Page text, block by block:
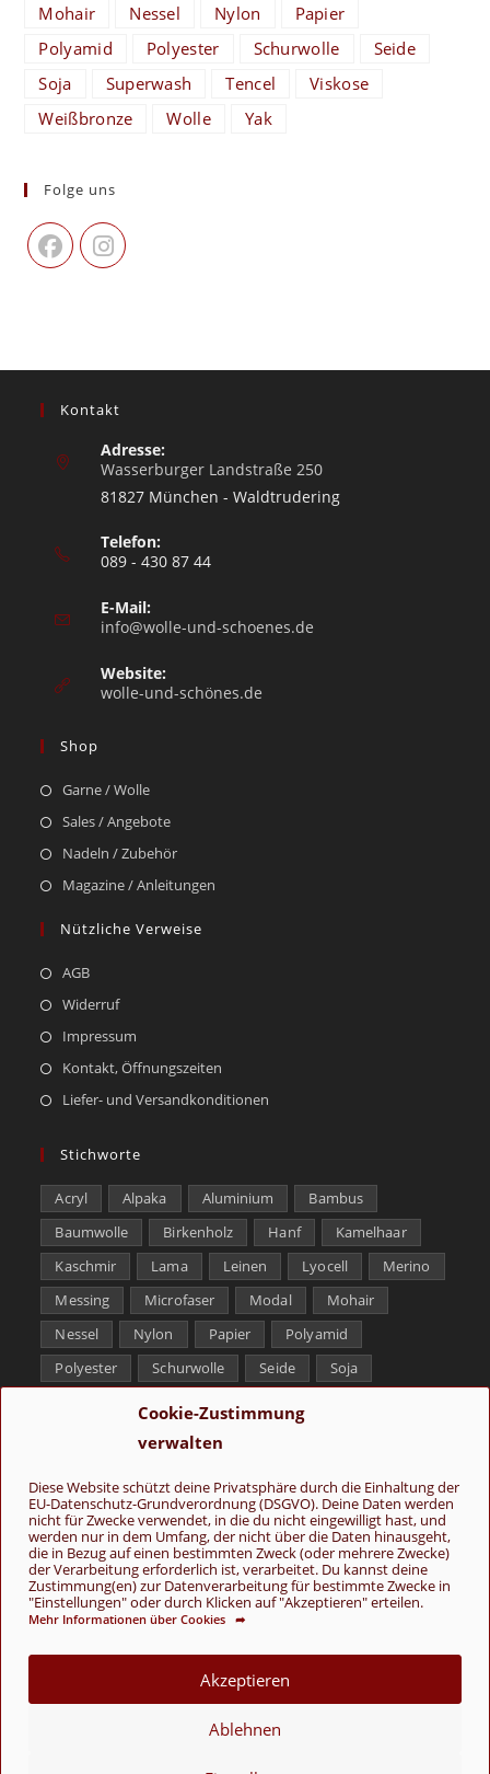
Cookie-Zustimmung
verwalten
Diese Website schützt deine Privatsphäre durch die Einhaltung der
EU-Datenschutz-Grundverordnung (DSGVO). Deine Daten werden
nicht für Zwecke verwendet, in die du nicht eingewilligt hast, und
werden nur in dem Umfang, der nicht über die Daten hinausgeht,
die in Bezug auf einen bestimmten Zweck (oder mehrere Zwecke)
der Verarbeitung erforderlich ist, verarbeitet. Du kannst deine
Zustimmung(en) zur Datenverarbeitung für bestimmte Zwecke in
"Einstellungen" oder durch Klicken auf "Akzeptieren" erteilen.
Mehr Informationen über Cookies ➦
Akzeptieren
Ablehnen
Mohair
Nessel Nylon
Papier
Polyamid
Polyester Schurwolle
Seide
Soja
Superwash Tencel
Viskose
Weißbronze
Wolle Yak
Folge uns
Kontakt
Adresse:
Wasserburger Landstraße 250
81827 München - Waldtrudering
Telefon:
089 - 430 87 44
E-Mail:
info@wolle-und-schoenes.de
Website:
wolle-und-schönes.de
Shop
Garne / Wolle
Sales / Angebote
Nadeln / Zubehör
Magazine / Anleitungen
Nützliche Verweise
AGB
Widerruf
Impressum
Kontakt, Öffnungszeiten
Liefer- und Versandkonditionen
Stichworte
Acryl Alpaka Aluminium
Bambus
Baumwolle
Birkenholz Hanf
Kamelhaar
Kaschmir
Lama Leinen Lyocell
Merino
Messing
Microfaser Modal
Mohair
Nessel
Nylon Papier
Polyamid
Polyester
Schurwolle Seide
Soja
Tencel
Yak
Folge uns
© Copyright 2026 - Wolle & Schönes
VERTRAG WIDERRUFEN